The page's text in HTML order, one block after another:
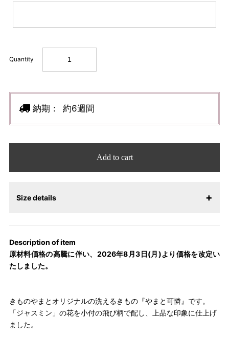
Quantity
納期： 約6週間
Add to cart
Size details
召しになりやすい寸法に変更いたしました。変更点について詳細
をお知りになりたい方はお問い合わせください。
Description of item
原材料価格の高騰に伴い、2026年8月3日(月)より価格を改定い
たしました。
きものやまとオリジナルの洗えるきもの『やまと可憐』です。
「ジャスミン」の花を小付の飛び柄で配し、上品な印象に仕上げ
ました。